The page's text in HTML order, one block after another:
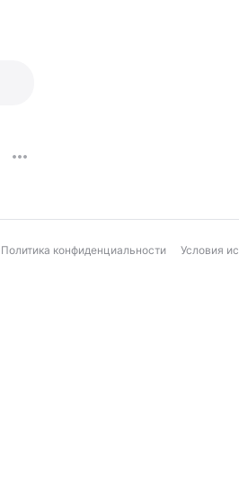
Политика конфиденциальности Условия